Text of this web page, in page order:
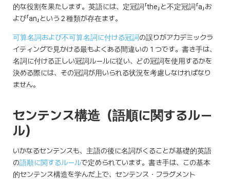
的な役割を果たします。英語には、定冠詞「the」と不定冠詞「a」お
よび「an」という２種類が存在ます。
可算名詞および不可算名詞に付ける冠詞の誤りがアカデミックラ
イティングで見かける最もよくある間違いの１つです。書き手は、
名詞に付ける正しい冠詞ルールに従い、どの冠詞を使用するかを
決める際には、その冠詞が用いられる状況を考慮しなければなり
ません。
センテンス構造（語順に関するルー
ル）
いかなるセンテンスも、主語の後に名詞がくることが基礎的英語
の語順に関するルールで定められています。書き手は、この基本
的センテンス構造を学んだ上で、センテンス・フラグメント